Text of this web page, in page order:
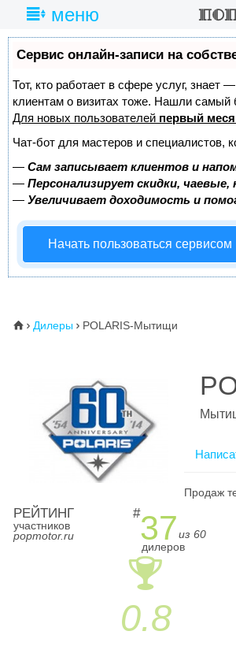
меню
Сервис онлайн-записи на
Тот, кто работает в сфере услуг, знает
клиентам о визитах тоже. Нашли
Для новых пользователей первый
Чат-бот для мастеров и специалистов,
— Сам записывает клиентов и
— Персонализирует скидки,
— Увеличивает доходимость и
Начать пользоваться сервисом
⌂  Дилеры  POLARIS-Мытищи
Продаж
РЕЙТИНГ
участников
popmotor.ru
#37из 60
дилеров
🏆
0.8